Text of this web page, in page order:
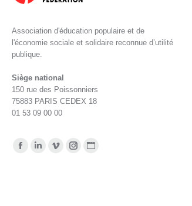
Association d'éducation populaire et de
l'économie sociale et solidaire reconnue d’utilité
publique.
Siège national
150 rue des Poissonniers
75883 PARIS CEDEX 18
01 53 09 00 00
Retrouvez-nous sur :
La
La
La
La